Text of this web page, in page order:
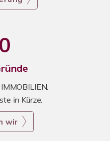
in Kürze.
wir